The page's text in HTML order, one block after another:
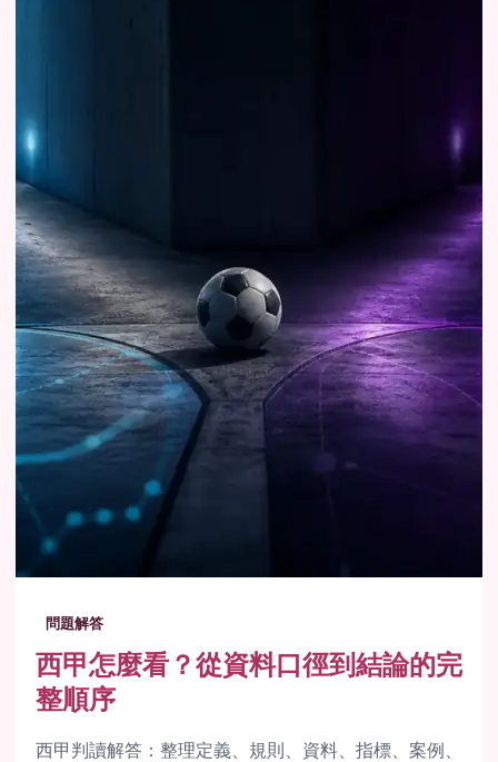
問題解答
西甲怎麼看？從資料口徑到結論的完
整順序
西甲判讀解答：整理定義、規則、資料、指標、案例、